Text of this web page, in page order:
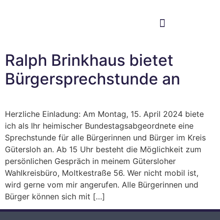
Ralph Brinkhaus bietet
Bürgersprechstunde an
Herzliche Einladung: Am Montag, 15. April 2024 biete
ich als Ihr heimischer Bundestagsabgeordnete eine
Sprechstunde für alle Bürgerinnen und Bürger im Kreis
Gütersloh an. Ab 15 Uhr besteht die Möglichkeit zum
persönlichen Gespräch in meinem Gütersloher
Wahlkreisbüro, Moltkestraße 56. Wer nicht mobil ist,
wird gerne vom mir angerufen. Alle Bürgerinnen und
Bürger können sich mit […]